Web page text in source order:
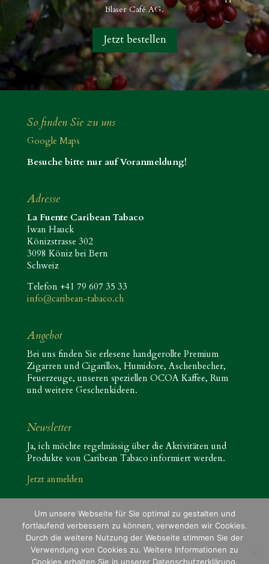
Blaser Café AG.
Jetzt bestellen
So finden Sie zu uns
Google Maps
Besuche bitte nur auf Voranmeldung!
Adresse
La Fuente Caribean Tabaco
Iwan Hauck
Könizstrasse 302
3098 Köniz bei Bern
Schweiz
Telefon +41 79 607 35 33
info@caribean-tabaco.ch
Angebot
Bei uns finden Sie erlesene handgerollte Premium
Zigarren und Cigarillos, Humidore, Aschenbecher,
Feuerzeuge, unseren speziellen OCOA Kaffee, Rum
und weitere Geschenkideen.
Newsletter
Ja, ich möchte regelmässig über die Aktivitäten und
Produkte von Caribean Tabaco informiert werden.
Jetzt anmelden
Impressum
Allgemeine Geschäftsbedingungen
Um unsere Webseite für Sie optimal zu gestalten und
fortlaufend verbessern zu können, verwenden wir Cookies.
Durch die weitere Nutzung der Webseite stimmen Sie der
Verwendung von Cookies zu. Weitere Informationen zu
Cookies erhalten Sie in unserer Datenschutzerklärung.